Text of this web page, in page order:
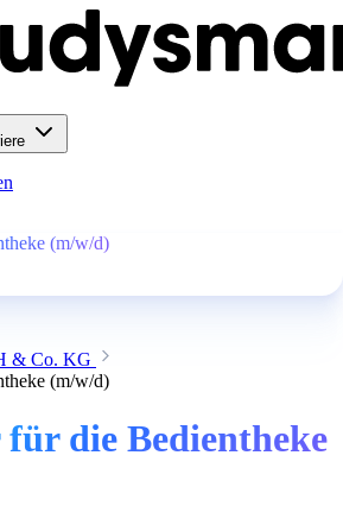
(m/w/d)
& Co. KG
(m/w/d)
die Bedientheke